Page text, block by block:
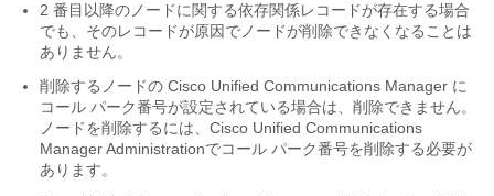
2 番目以降のノードに関する依存関係レコードが存在する場合
でも、そのレコードが原因でノードが削除できなくなることは
ありません。
削除するノードの Cisco Unified Communications Manager に
コール パーク番号が設定されている場合は、削除できません。
ノードを削除するには、 Cisco Unified Communications
Manager Administrationでコール パーク番号を削除する必要が
あります。